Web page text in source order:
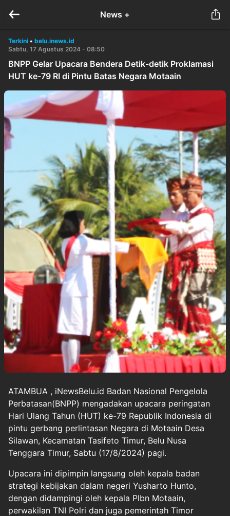
News +
Terkini • belu.inews.id
Sabtu, 17 Agustus 2024 - 08:50
BNPP Gelar Upacara Bendera Detik-detik Proklamasi
HUT ke-79 RI di Pintu Batas Negara Motaain
ATAMBUA , iNewsBelu.id Badan Nasional Pengelola
Perbatasan(BNPP) mengadakan upacara peringatan
Hari Ulang Tahun (HUT) ke-79 Republik Indonesia di
pintu gerbang perlintasan Negara di Motaain Desa
Silawan, Kecamatan Tasifeto Timur, Belu Nusa
Tenggara Timur, Sabtu (17/8/2024) pagi.
Upacara ini dipimpin langsung oleh kepala badan
strategi kebijakan dalam negeri Yusharto Hunto,
dengan didampingi oleh kepala Plbn Motaain,
perwakilan TNI Polri dan juga pemerintah Timor